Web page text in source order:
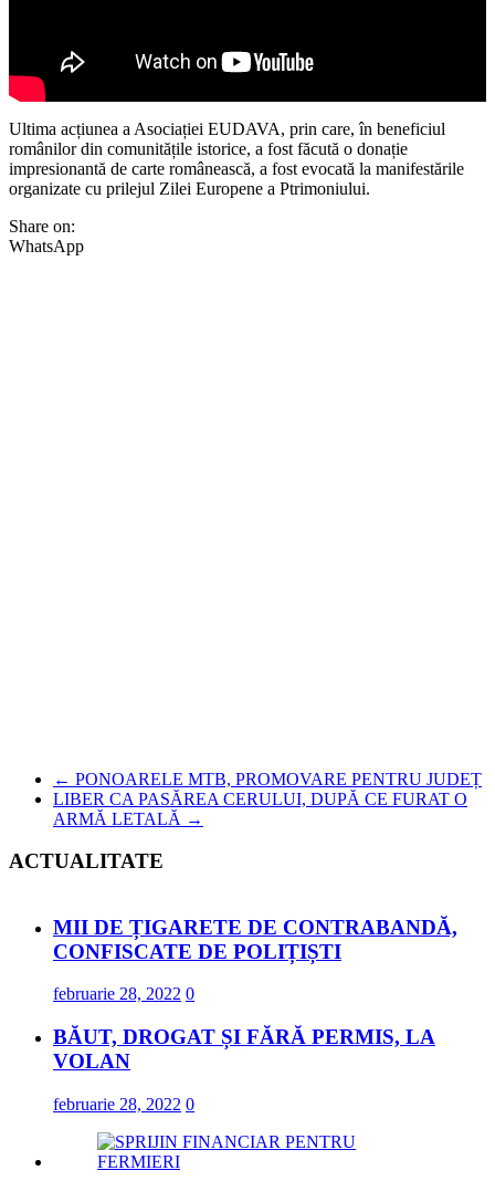
Ultima acțiunea a Asociației EUDAVA, prin care, în beneficiul
românilor din comunitățile istorice, a fost făcută o donație
impresionantă de carte românească, a fost evocată la manifestările
organizate cu prilejul Zilei Europene a Ptrimoniului.
Share on:
WhatsApp
← PONOARELE MTB, PROMOVARE PENTRU JUDEȚ
LIBER CA PASĂREA CERULUI, DUPĂ CE FURAT O
ARMĂ LETALĂ →
ACTUALITATE
MII DE ȚIGARETE DE CONTRABANDĂ,
CONFISCATE DE POLIȚIȘTI
februarie 28, 2022 0
BĂUT, DROGAT ȘI FĂRĂ PERMIS, LA
VOLAN
februarie 28, 2022 0